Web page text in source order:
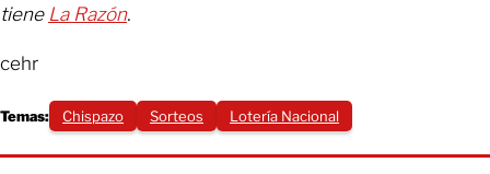
tiene La Razón.
cehr
Temas: Chispazo Sorteos Lotería Nacional